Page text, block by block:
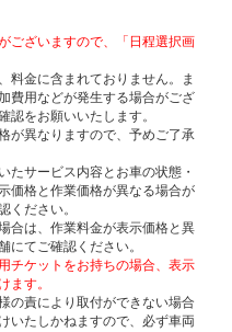
ございますので、「日程選択画
料金に含まれておりません。ま
費用などが発生する場合がござ
認をお願いいたします。
が異なりますので、予めご了承
サービス内容とお車の状態・
価格と作業価格が異なる場合が
ください。
合は、作業料金が表示価格と異
にてご確認ください。
チケットをお持ちの場合、表示
ます。
の責により取付ができない場合
いたしかねますので、必ず車両